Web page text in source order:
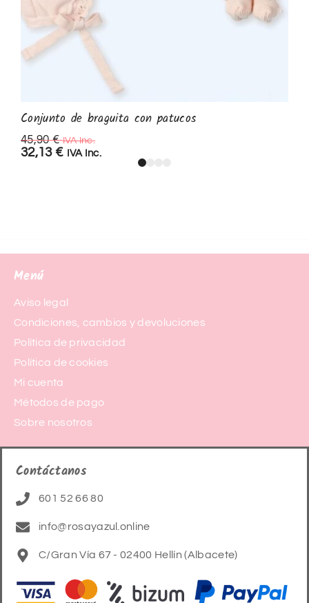
Conjunto de braguita con patucos
45,90€ IVA Inc.
32,13 € IVA Inc.
Menú
Aviso legal
Condiciones, cambios y devoluciones
Política de privacidad
Política de cookies
Mi cuenta
Métodos de pago
Sobre nosotros
Contáctanos
601 52 66 80
info@rosayazul.online
C/Gran Vía 67 - 02400 Hellín (Albacete)